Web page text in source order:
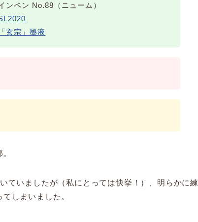
ンペン No.88（ニューム）
玄宗」墨液
ていましたが（私にとっては快挙！）、明らかに練
しまいました。